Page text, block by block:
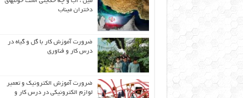
دختران میناب
ضرورت آموزش کار با گل و گیاه در
درس کار و فناوری
ضرورت آموزش الکترونیک و تعمیر
لوازم الکترونیکی در درس کار و